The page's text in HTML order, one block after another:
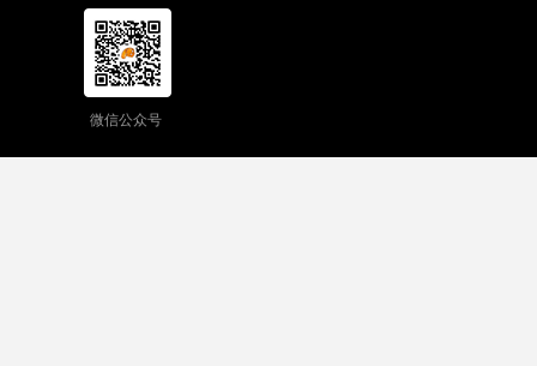
微信公众号